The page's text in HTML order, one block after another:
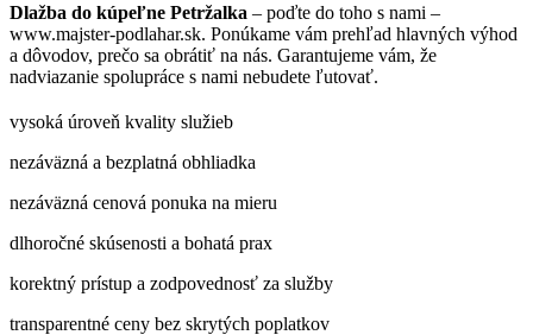
Dlažba do kúpeľne Petržalka – poďte do toho s nami –
www.majster-podlahar.sk. Ponúkame vám prehľad hlavných výhod
a dôvodov, prečo sa obrátiť na nás. Garantujeme vám, že
nadviazanie spolupráce s nami nebudete ľutovať.
vysoká úroveň kvality služieb
nezáväzná a bezplatná obhliadka
nezáväzná cenová ponuka na mieru
dlhoročné skúsenosti a bohatá prax
korektný prístup a zodpovednosť za služby
transparentné ceny bez skrytých poplatkov